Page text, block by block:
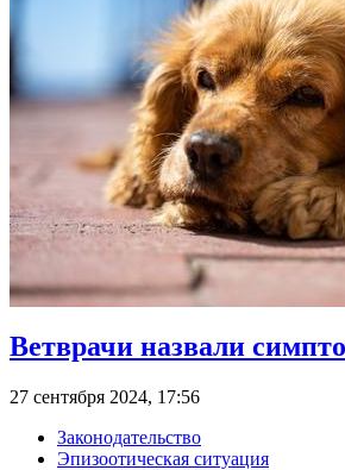
Ветврачи назвали
27 сентября 2024, 17:56
Законодательство
Эпизоотическая ситуация